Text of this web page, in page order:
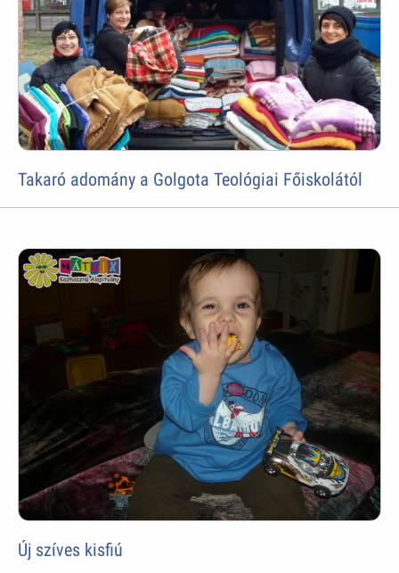
Takaró adomány a Golgota Teológiai Főiskolától
Új szíves kisfiú